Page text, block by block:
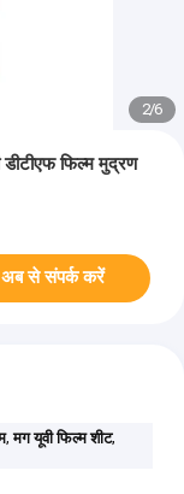
2/6
डीटीएफ फिल्म मुद्रण
अब से संपर्क करें
,मग यूवी फिल्म शीट,